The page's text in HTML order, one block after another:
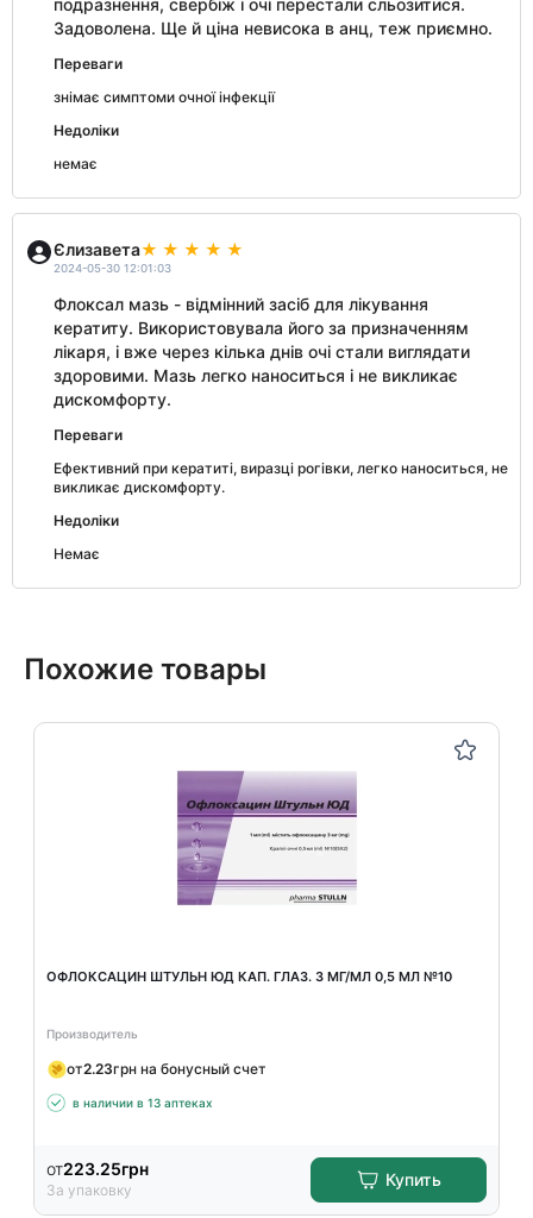
подразнення, свербіж і очі перестали сльозитися.
Задоволена. Ще й ціна невисока в анц, теж приємно.
Переваги
знімає симптоми очної інфекції
Недоліки
немає
Єлизавета
2024-05-30 12:01:03
Флоксал мазь - відмінний засіб для лікування
кератиту. Використовувала його за призначенням
лікаря, і вже через кілька днів очі стали виглядати
здоровими. Мазь легко наноситься і не викликає
дискомфорту.
Переваги
Ефективний при кератиті, виразці рогівки, легко наноситься, не
викликає дискомфорту.
Недоліки
Немає
Похожие товары
ОФЛОКСАЦИН ШТУЛЬН ЮД КАП. ГЛАЗ. 3 МГ/МЛ 0,5 МЛ №10
Производитель
от2.23грн на бонусный счет
в наличии в 13 аптеках
от223.25грн
За упаковку
Купить